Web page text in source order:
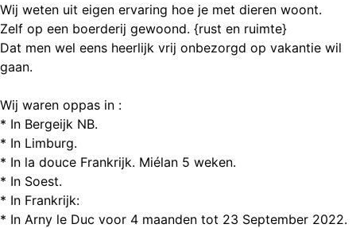
Wij weten uit eigen ervaring hoe je met dieren woont.
Zelf op een boerderij gewoond. {rust en ruimte}
Dat men wel eens heerlijk vrij onbezorgd op vakantie wil
gaan.
Wij waren oppas in :
* In Bergeijk NB.
* In Limburg.
* In la douce Frankrijk. Miélan 5 weken.
* In Soest.
* In Frankrijk:
* In Arny le Duc voor 4 maanden tot 23 September 2022.